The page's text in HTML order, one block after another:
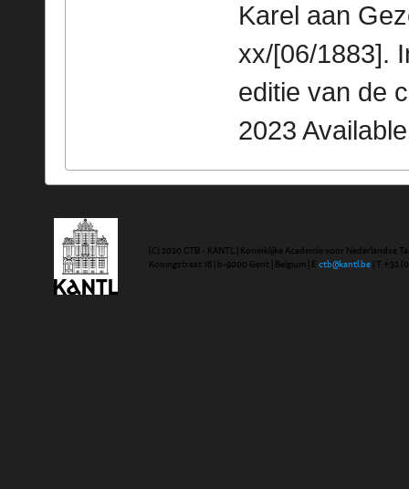
Karel aan
xx/[06/1883].
editie van de
2023
(C) 2020 CTB - KANTL | Koninklijke Academie voor Nederlandse
Koningstraat 18 | b-9000 Gent | Belgium | E ctb@kantl.be | T +32